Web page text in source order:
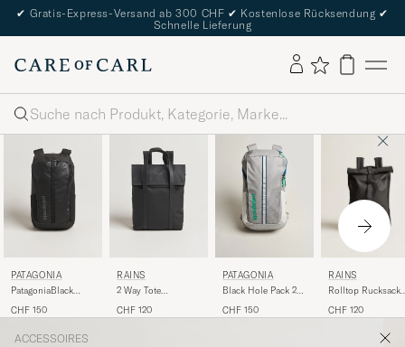
✔ Gratis-Express-Versand ab 300 CHF ✔ Kostenlose Rücksendung ✔
Schnelle Lieferung
Suche
PATAGONIA
PatagoniaBlack
CHF 150
RAINS
2 Way Tote
CHF 120
PATAGONIA
Black Hole Pack 25L
CHF 150
RAINS
Rolltop Rucksack
CHF 120
ACCESSOIRES